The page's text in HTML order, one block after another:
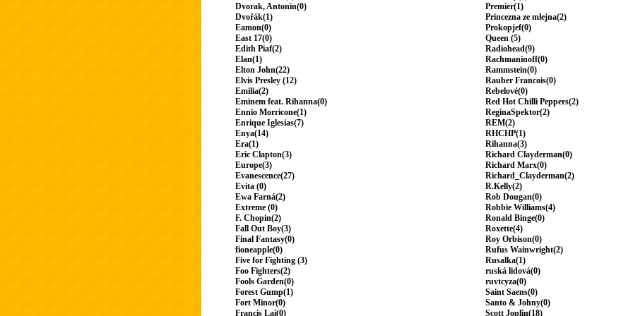
Dvorak, Antonin(0)
Dvořák(1)
Eamon(0)
East 17(0)
Edith Piaf(2)
Elan(1)
Elton John(22)
Elvis Presley (12)
Emilia(2)
Eminem feat. Rihanna(0)
Ennio Morricone(1)
Enrique Iglesias(7)
Enya(14)
Era(1)
Eric Clapton(3)
Europe(3)
Evanescence(27)
Evita (0)
Ewa Farná(2)
Extreme (0)
F. Chopin(2)
Fall Out Boy(3)
Final Fantasy(0)
fioneapple(0)
Five for Fighting (3)
Foo Fighters(2)
Fools Garden(0)
Forest Gump(1)
Fort Minor(0)
Francis Lai(0)
Premier(1)
Princezna ze mlejna(2)
Prokopjef(0)
Queen (5)
Radiohead(9)
Rachmaninoff(0)
Rammstein(0)
Rauber Francois(0)
Rebelové(0)
Red Hot Chilli Peppers(2)
ReginaSpektor(2)
REM(2)
RHCHP(1)
Rihanna(3)
Richard Clayderman(0)
Richard Marx(0)
Richard_Clayderman(2)
R.Kelly(2)
Rob Dougan(0)
Robbie Williams(4)
Ronald Binge(0)
Roxette(4)
Roy Orbison(0)
Rufus Wainwright(2)
Rusalka(1)
ruská lidová(0)
ruvtcyza(0)
Saint Saens(0)
Santo & Johny(0)
Scott Joplin(18)